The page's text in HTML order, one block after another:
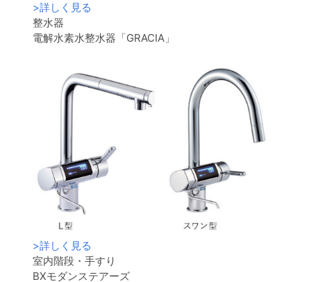
>詳しく見る
整水器
電解水素水整水器「GRACIA」
>詳しく見る
室内階段・手すり
BXモダンステアーズ